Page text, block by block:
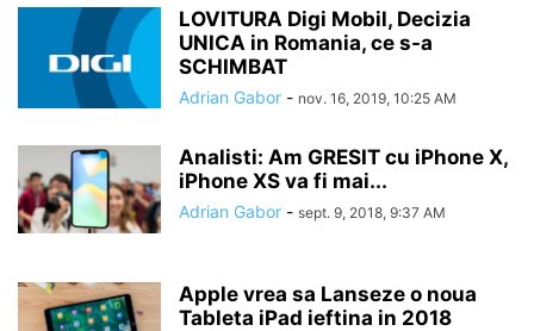
LOVITURA Digi Mobil, Decizia
UNICA in Romania, ce s-a
SCHIMBAT
Adrian Gabor - nov. 16, 2019, 10:25 AM
Analisti: Am GRESIT cu iPhone X,
iPhone XS va fi mai...
Adrian Gabor - sept. 9, 2018, 9:37 AM
Apple vrea sa Lanseze o noua
Tableta iPad ieftina in 2018